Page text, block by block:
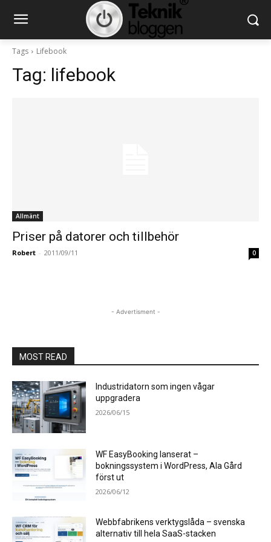
Tags Lifebook
Tag: lifebook
Allmänt
Priser på datorer och tillbehör
Robert - 2011/09/11 0
- Advertisment -
MOST READ
Industridatorn som ingen vågar
uppgradera
2026/06/15
WF EasyBooking lanserat –
bokningssystem i WordPress, Ala Gård
först ut
2026/06/12
Webbfabrikens verktygslåda – svenska
alternativ till hela SaaS-stacken